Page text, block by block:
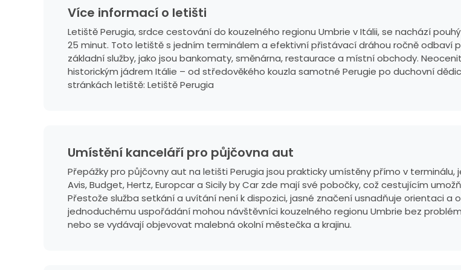
Více informací o letišti
Letiště Perugia, srdce cestování do kouzelného regionu Umbrie v Itálii, se nachází
25 minut. Toto letiště s jedním terminálem a efektivní přistávací dráhou ročně odbaví
základní služby, jako jsou bankomaty, směnárna, restaurace a místní obchody.
historickým jádrem Itálie – od středověkého kouzla samotné Perugie po duchovní
stránkách letiště: Letiště Perugia
Umístění kanceláří pro půjčovna aut
Přepážky pro půjčovny aut na letišti Perugia jsou prakticky umístěny přímo v
Avis, Budget, Hertz, Europcar a Sicily by Car zde mají své pobočky, což cestujícím
Přestože služba setkání a uvítání není k dispozici, jasné značení usnadňuje orientaci
jednoduchému uspořádání mohou návštěvníci kouzelného regionu Umbrie bez
nebo se vydávají objevovat malebná okolní městečka a krajinu.